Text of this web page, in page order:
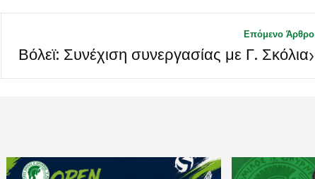
Επόμενο Άρθρο
›
Βόλεϊ: Συνέχιση συνεργασίας με Γ. Σκόλια